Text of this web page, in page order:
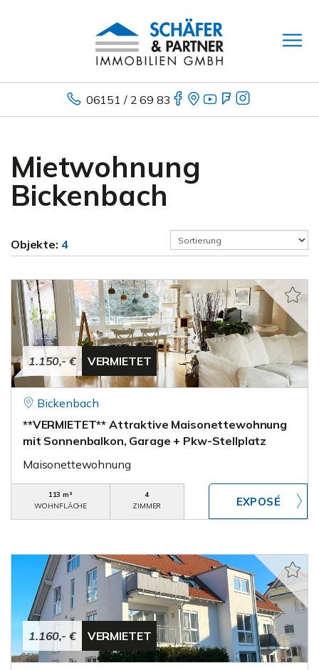
06151 / 2 69 83
Mietwohnung
Bickenbach
Objekte: 4
1.150,- € VERMIETET
Bickenbach
**VERMIETET** Attraktive Maisonettewohnung
mit Sonnenbalkon, Garage + Pkw-Stellplatz
Maisonettewohnung
113 m²
WOHNFLÄCHE
4
ZIMMER
1.160,- € VERMIETET